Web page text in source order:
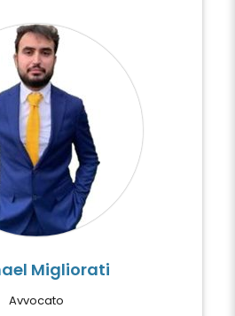
Migliorati
Avvocato